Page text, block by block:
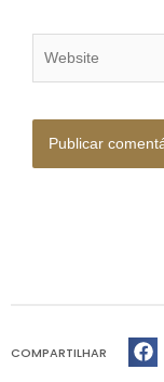
COMPARTILHAR